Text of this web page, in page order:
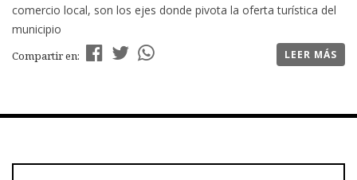
comercio local, son los ejes donde pivota la oferta turística del
municipio
Compartir en: LEER MÁS